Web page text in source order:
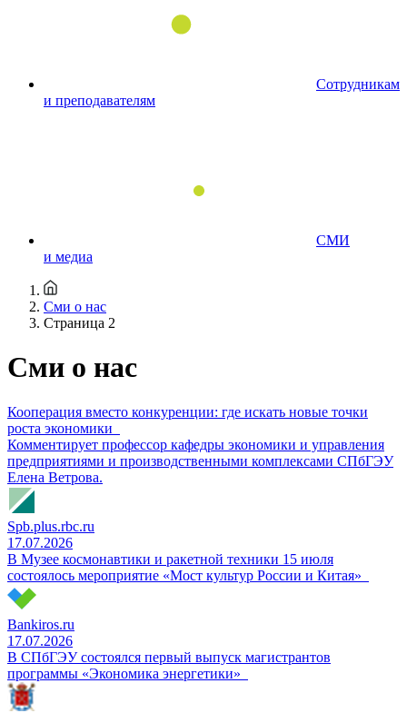
Сотрудникам
и преподавателям
СМИ
и медиа
Сми о нас
Страница 2
Сми о нас
Кооперация вместо конкуренции: где искать новые точки
роста экономики
Комментирует профессор кафедры экономики и управления
предприятиями и производственными комплексами СПбГЭУ
Елена Ветрова.
Spb.plus.rbc.ru
17.07.2026
В Музее космонавтики и ракетной техники 15 июля
состоялось мероприятие «Мост культур России и Китая»
Bankiros.ru
17.07.2026
В СПбГЭУ состоялся первый выпуск магистрантов
программы «Экономика энергетики»